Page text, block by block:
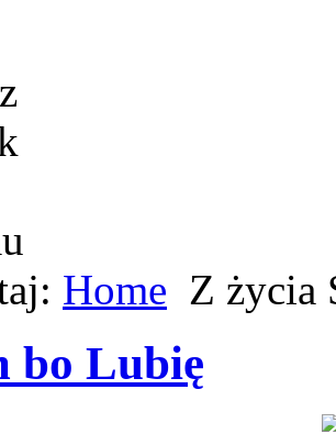
Home Z życia
bo Lubię